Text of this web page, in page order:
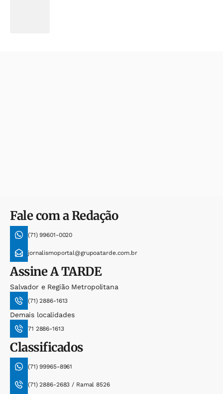
Fale com a Redação
(71) 99601-0020
jornalismoportal@grupoatarde.com.br
AssineA TARDE
Salvador e Região Metropolitana
(71) 2886-1613
Demais localidades
71 2886-1613
Classificados
(71) 99965-8961
(71) 2886-2683 / Ramal 8526